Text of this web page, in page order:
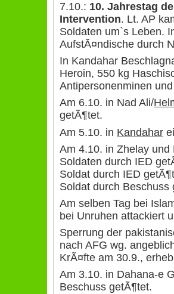
7.10.: 10. Jahrestag
Intervention. Lt. AP
Soldaten um`s Leben.
AufstÃ¤ndische durch
In Kandahar
Heroin, 550 kg
Antipersonenminen
Am 6.10. in Nad Ali/
getÃ¶tet.
Am 5.10. in Kandahar
Am 4.10. in Zhelay und
Soldaten durch IED
Soldat durch IED
Soldat durch Beschuss
Am selben Tag bei
bei Unruhen attackiert
Sperrung der
nach AFG wg.
KrÃ¤fte am 30.9.,
Am 3.10. in Dahana-e
Beschuss getÃ¶tet.